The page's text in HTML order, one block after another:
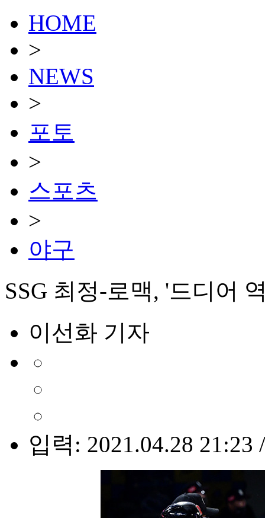
HOME
>
NEWS
>
포토
>
스포츠
>
야구
SSG 최정-로맥, '드디어
이선화 기자
입력: 2021.04.28 21:23